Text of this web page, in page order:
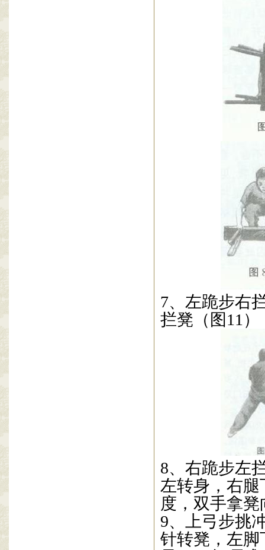
7、左跪步右
拦凳（图11
8、右跪步左
左转身，右
度，双手拿
9、上弓步挑
针转凳，左